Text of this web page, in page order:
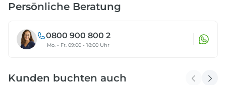
Persönliche Beratung
0800 900 800 2
Mo. - Fr. 09:00 - 18:00 Uhr
Kunden buchten auch